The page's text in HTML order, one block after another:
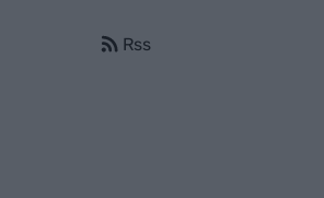
Rss